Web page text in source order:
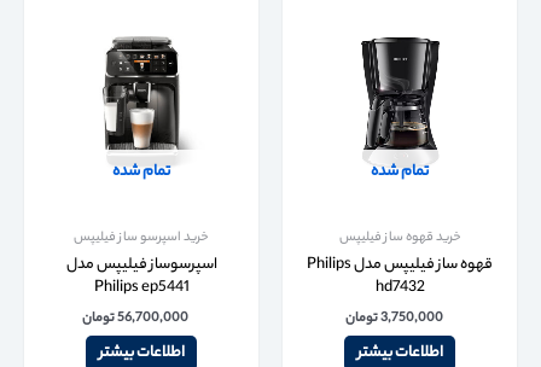
تمام شده
خرید قهوه ساز فیلیپس
قهوه ساز فیلیپس مدل Philips
hd7432
3,750,000تومان
اطلاعات بیشتر
تمام شده
خرید اسپرسو ساز فیلیپس
اسپرسوساز فیلیپس مدل
Philips ep5441
56,700,000تومان
اطلاعات بیشتر